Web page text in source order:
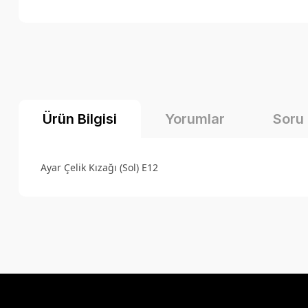
Ürün Bilgisi Yorumlar Soru
Ayar Çelik Kızağı (Sol) E12
Ürün resmi kalitesiz, bozuk veya görüntülenemiyor.